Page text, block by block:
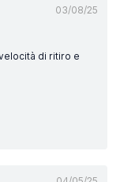
03/08/25
di ritiro e